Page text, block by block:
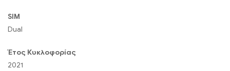
SIM
Dual
Έτος Κυκλοφορίας
2021